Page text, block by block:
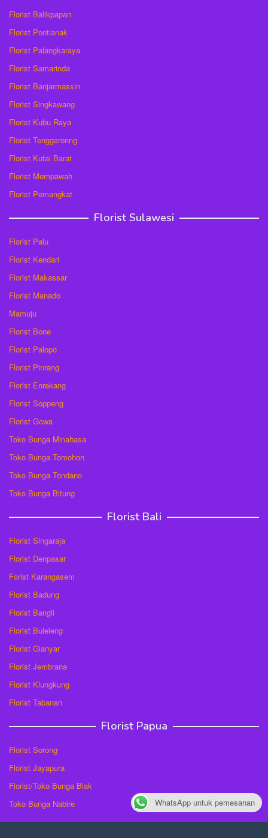
Florist Balikpapan
Florist Pontianak
Florist Palangkaraya
Florist Samarinda
Florist Banjarmassin
Florist Singkawang
Florist Kubu Raya
Florist Tenggaronng
Florist Kutai Barat
Florist Mempawah
Florist Pemangkat
Florist Sulawesi
Florist Palu
Florist Kendari
Florist Makassar
Florist Manado
Mamuju
Florist Bone
Florist Palopo
Florist Pinrang
Florist Enrekang
Florist Soppeng
Florist Gowa
Toko Bunga Minahasa
Toko Bunga Tomohon
Toko Bunga Tondano
Toko Bunga Bitung
Florist Bali
Florist Singaraja
Florist Denpasar
Forist Karangasem
Florist Badung
Florist Bangli
Florist Buleleng
Florist Gianyar
Florist Jembrana
Florist Klungkung
Florist Tabanan
Florist Papua
Florist Sorong
Florist Jayapura
Florist/Toko Bunga Biak
Toko Bunga Nabire
WhatsApp untuk pemesanan